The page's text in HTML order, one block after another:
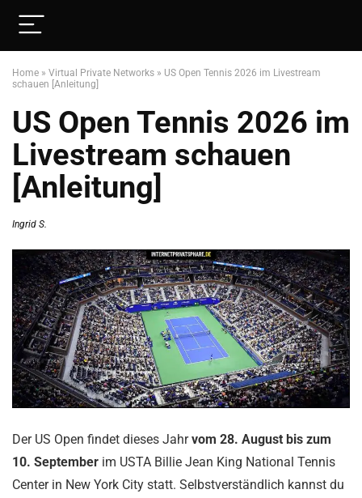
Home » Virtual Private Networks » US Open Tennis 2026 im Livestream
schauen [Anleitung]
US Open Tennis 2026 im
Livestream schauen
[Anleitung]
Ingrid S.
Der US Open findet dieses Jahrvom 28. August bis zum
10. September im USTA Billie Jean King National Tennis
Center in New York City statt. Selbstverständlich kannst du